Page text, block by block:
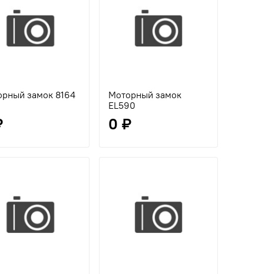
замок 8164
Моторный замок
EL590
0 ₽